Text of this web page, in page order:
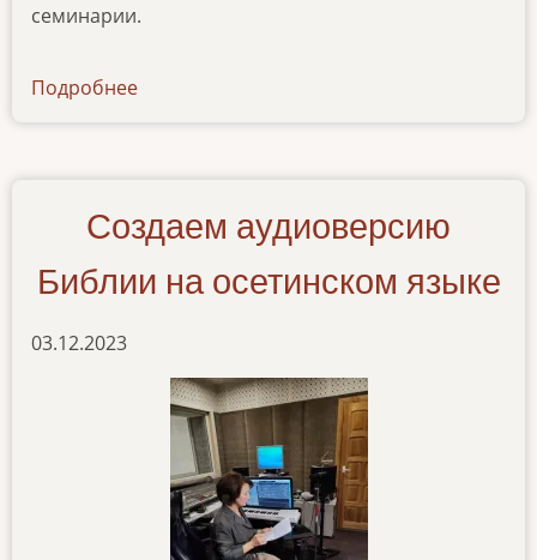
семинарии.
Подробнее
Создаем аудиоверсию
Библии на осетинском языке
03.12.2023